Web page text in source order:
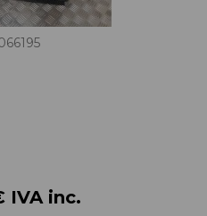
IVA inc.